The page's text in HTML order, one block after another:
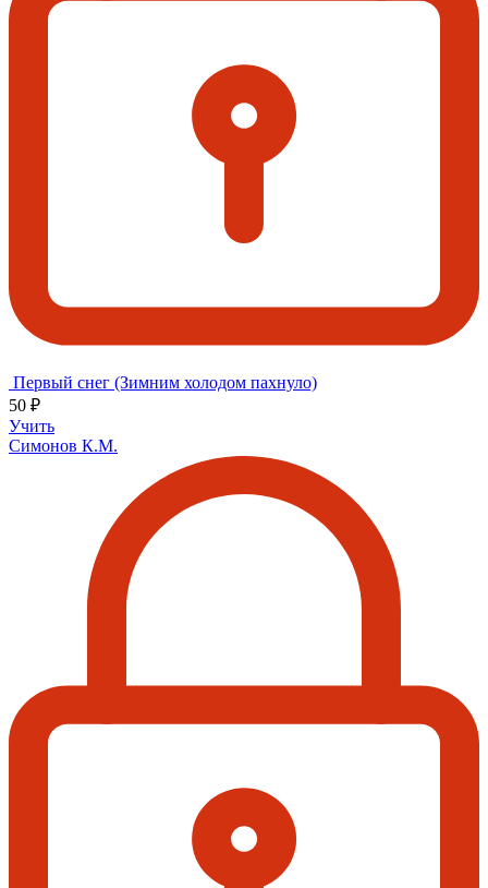
Первый снег (Зимним холодом пахнуло)
50 ₽
Учить
Симонов К.М.